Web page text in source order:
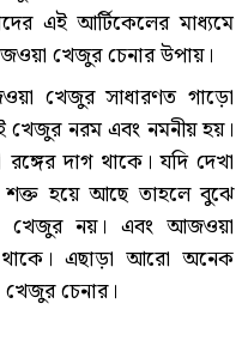
এই আর্টিকেলের মাধ্যমে
খেজুর চেনার উপায়।
খেজুর সাধারণত গাড়ো
খেজুর নরম এবং নমনীয় হয়।
দাগ থাকে। যদি দেখা
হয়ে আছে তাহলে বুঝে
খেজুর নয়। এবং আজওয়া
থাকে। এছাড়া আরো অনেক
চেনার।